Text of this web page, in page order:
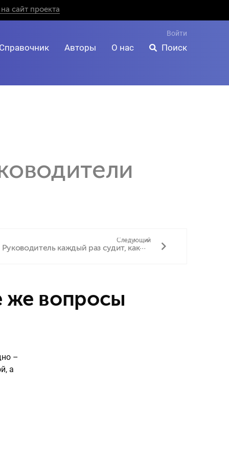
сайт проекта
Войти
Справочник Авторы О нас Поиск
Следующий
Руководитель каждый раз судит, какие причины уважительные и неуважительные
–
а